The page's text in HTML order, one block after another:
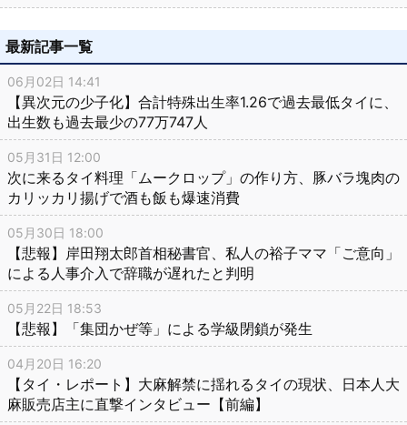
最新記事一覧
06月02日 14:41
【異次元の少子化】合計特殊出生率1.26で過去最低タイに、
出生数も過去最少の77万747人
05月31日 12:00
次に来るタイ料理「ムークロップ」の作り方、豚バラ塊肉の
カリッカリ揚げで酒も飯も爆速消費
05月30日 18:00
【悲報】岸田翔太郎首相秘書官、私人の裕子ママ「ご意向」
による人事介入で辞職が遅れたと判明
05月22日 18:53
【悲報】「集団かぜ等」による学級閉鎖が発生
04月20日 16:20
【タイ・レポート】大麻解禁に揺れるタイの現状、日本人大
麻販売店主に直撃インタビュー【前編】